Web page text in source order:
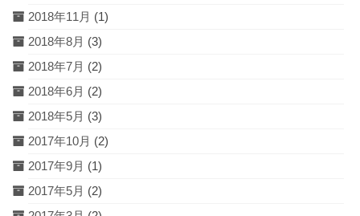
2018年11月 (1)
2018年8月 (3)
2018年7月 (2)
2018年6月 (2)
2018年5月 (3)
2017年10月 (2)
2017年9月 (1)
2017年5月 (2)